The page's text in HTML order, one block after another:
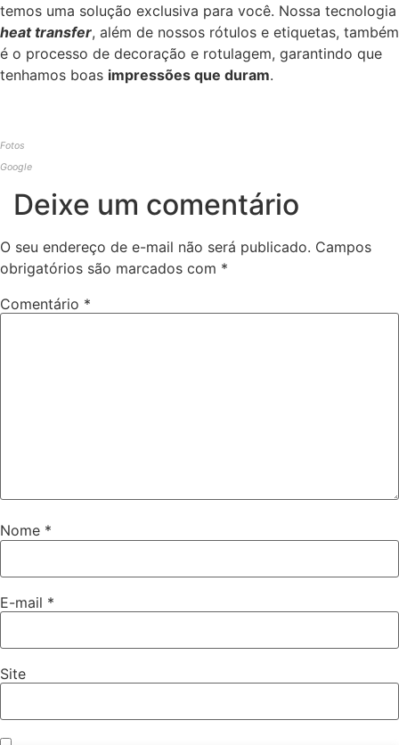
temos uma solução exclusiva para você. Nossa tecnologia
heat transfer, além de nossos rótulos e etiquetas, também
é o processo de decoração e rotulagem, garantindo que
tenhamos boas impressões que duram.
Fotos
Google
Deixe um comentário
O seu endereço de e-mail não será publicado. Campos
obrigatórios são marcados com *
Comentário *
Nome *
E-mail *
Site